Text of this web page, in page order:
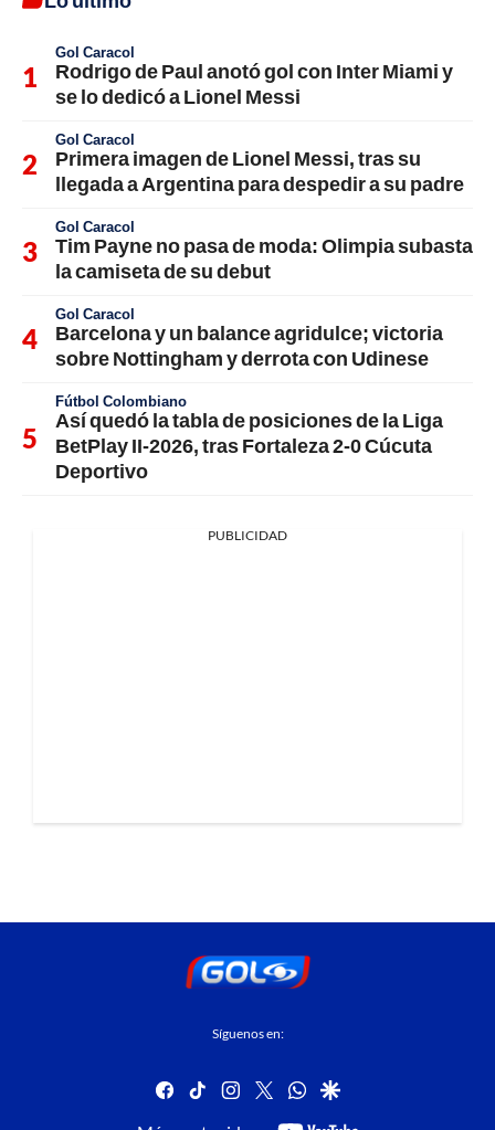
Gol Caracol
Rodrigo de Paul anotó gol con Inter Miami y
se lo dedicó a Lionel Messi
Gol Caracol
Primera imagen de Lionel Messi, tras su
llegada a Argentina para despedir a su padre
Gol Caracol
Tim Payne no pasa de moda: Olimpia subasta
la camiseta de su debut
Gol Caracol
Barcelona y un balance agridulce; victoria
sobre Nottingham y derrota con Udinese
Fútbol Colombiano
Así quedó la tabla de posiciones de la Liga
BetPlay II-2026, tras Fortaleza 2-0 Cúcuta
Deportivo
PUBLICIDAD
Síguenos en:
facebook
tiktok instagram
twitterwhatsapp
google